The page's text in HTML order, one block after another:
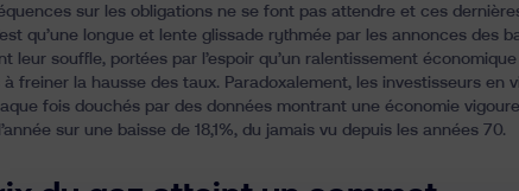
sur les obligations ne se font pas attendre et ces
qu’une longue et lente glissade rythmée par les annonces des
leur souffle, portées par l’espoir qu’un ralentissement
freiner la hausse des taux. Paradoxalement, les investisseurs en
fois douchés par des données montrant une économie
sur une baisse de 18,1%, du jamais vu depuis les années 70.